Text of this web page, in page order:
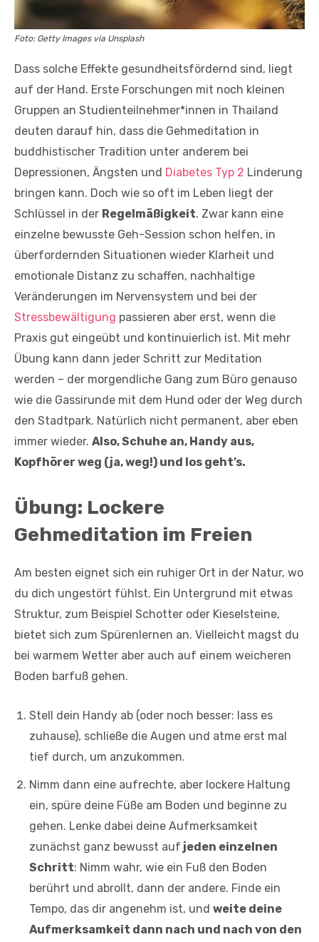
Foto: Getty Images via Unsplash
Dass solche Effekte gesundheitsfördernd sind, liegt
auf der Hand. Erste Forschungen mit noch kleinen
Gruppen an Studienteilnehmer*innen in Thailand
deuten darauf hin, dass die Gehmeditation in
buddhistischer Tradition unter anderem bei
Depressionen, Ängsten und Diabetes Typ 2 Linderung
bringen kann. Doch wie so oft im Leben liegt der
Schlüssel in der Regelmäßigkeit. Zwar kann eine
einzelne bewusste Geh-Session schon helfen, in
überfordernden Situationen wieder Klarheit und
emotionale Distanz zu schaffen, nachhaltige
Veränderungen im Nervensystem und bei der
Stressbewältigung passieren aber erst, wenn die
Praxis gut eingeübt und kontinuierlich ist. Mit mehr
Übung kann dann jeder Schritt zur Meditation
werden – der morgendliche Gang zum Büro genauso
wie die Gassirunde mit dem Hund oder der Weg durch
den Stadtpark. Natürlich nicht permanent, aber eben
immer wieder. Also, Schuhe an, Handy aus,
Kopfhörer weg (ja, weg!) und los geht’s.
Übung: Lockere
Gehmeditation im Freien
Am besten eignet sich ein ruhiger Ort in der Natur, wo
du dich ungestört fühlst. Ein Untergrund mit etwas
Struktur, zum Beispiel Schotter oder Kieselsteine,
bietet sich zum Spürenlernen an. Vielleicht magst du
bei warmem Wetter aber auch auf einem weicheren
Boden barfuß gehen.
Stell dein Handy ab (oder noch besser: lass es
zuhause), schließe die Augen und atme erst mal
tief durch, um anzukommen.
Nimm dann eine aufrechte, aber lockere Haltung
ein, spüre deine Füße am Boden und beginne zu
gehen. Lenke dabei deine Aufmerksamkeit
zunächst ganz bewusst auf jeden einzelnen
Schritt: Nimm wahr, wie ein Fuß den Boden
berührt und abrollt, dann der andere. Finde ein
Tempo, das dir angenehm ist, und weite deine
Aufmerksamkeit dann nach und nach von den